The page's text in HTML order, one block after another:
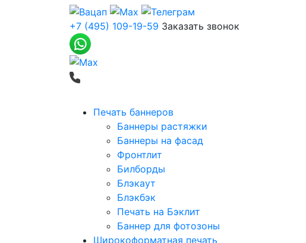
+7 (495) 109-19-59 Заказать звонок
Печать баннеров
Баннеры растяжки
Баннеры на фасад
Фронтлит
Билборды
Блэкаут
Блэкбэк
Печать на Бэклит
Баннер для фотозоны
Широкоформатная печать